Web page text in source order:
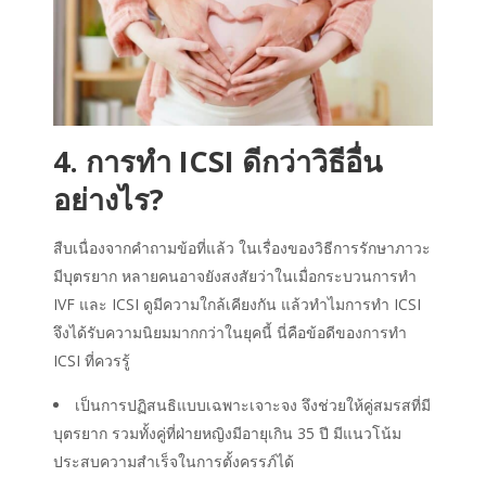
4. การทำ ICSI ดีกว่าวิธีอื่น
อย่างไร?
สืบเนื่องจากคำถามข้อที่แล้ว ในเรื่องของวิธีการรักษาภาวะ
มีบุตรยาก หลายคนอาจยังสงสัยว่าในเมื่อกระบวนการทำ
IVF และ ICSI ดูมีความใกล้เคียงกัน แล้วทำไมการทำ ICSI
จึงได้รับความนิยมมากกว่าในยุคนี้ นี่คือข้อดีของการทำ
ICSI ที่ควรรู้
เป็นการปฏิสนธิแบบเฉพาะเจาะจง จึงช่วยให้คู่สมรสที่มี
บุตรยาก รวมทั้งคู่ที่ฝ่ายหญิงมีอายุเกิน 35 ปี มีแนวโน้ม
ประสบความสำเร็จในการตั้งครรภ์ได้